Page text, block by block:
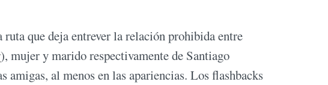
que deja entrever la relación prohibida entre
), mujer y marido respectivamente de Santiago
amigas, al menos en las apariencias. Los flashbacks